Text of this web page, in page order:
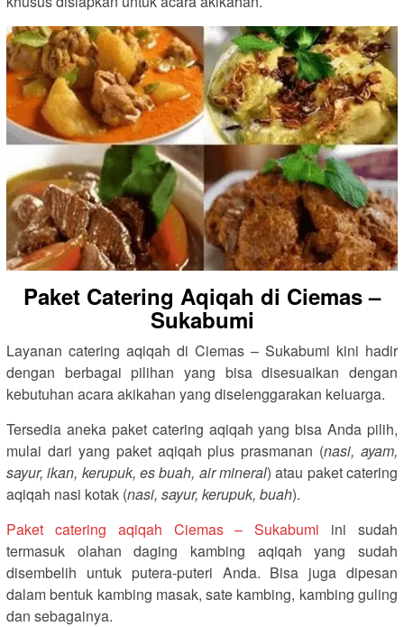
Paket Catering Aqiqah di Ciemas –
Sukabumi
Layanan catering aqiqah di Ciemas – Sukabumi kini hadir
dengan berbagai pilihan yang bisa disesuaikan dengan
kebutuhan acara akikahan yang diselenggarakan keluarga.
Tersedia aneka paket catering aqiqah yang bisa Anda pilih,
mulai dari yang paket aqiqah plus prasmanan (nasi, ayam,
sayur, ikan, kerupuk, es buah, air mineral) atau paket catering
aqiqah nasi kotak (nasi, sayur, kerupuk, buah).
Paket catering aqiqah Ciemas – Sukabumi ini sudah
termasuk olahan daging kambing aqiqah yang sudah
disembelih untuk putera-puteri Anda. Bisa juga dipesan
dalam bentuk kambing masak, sate kambing, kambing guling
dan sebagainya.